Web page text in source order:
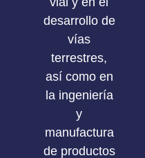
desarrollo de
vías
terrestres,
así como en
la ingeniería
y
manufactura
de productos